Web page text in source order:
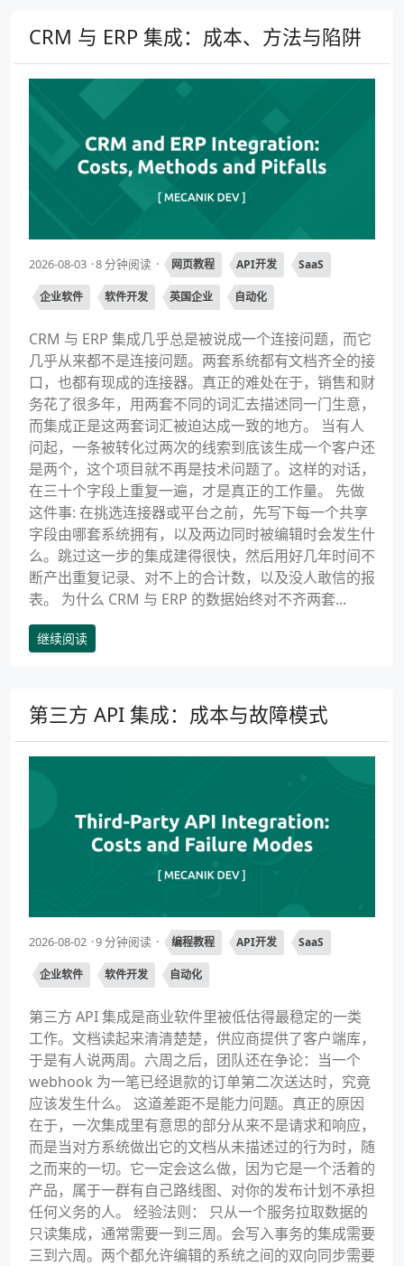
CRM 与 ERP 集成：成本、方法与陷阱
2026-08-03 8 分钟阅读 网页教程 API开发 SaaS
企业软件 软件开发 英国企业 自动化
CRM 与 ERP 集成几乎总是被说成一个连接问题，而它
几乎从来都不是连接问题。两套系统都有文档齐全的接
口，也都有现成的连接器。真正的难处在于，销售和财
务花了很多年，用两套不同的词汇去描述同一门生意，
而集成正是这两套词汇被迫达成一致的地方。 当有人
问起，一条被转化过两次的线索到底该生成一个客户还
是两个，这个项目就不再是技术问题了。这样的对话，
在三十个字段上重复一遍，才是真正的工作量。 先做
这件事: 在挑选连接器或平台之前，先写下每一个共享
字段由哪套系统拥有，以及两边同时被编辑时会发生什
么。跳过这一步的集成建得很快，然后用好几年时间不
断产出重复记录、对不上的合计数，以及没人敢信的报
表。 为什么 CRM 与 ERP 的数据始终对不齐两套...
继续阅读
第三方 API 集成：成本与故障模式
2026-08-02 9 分钟阅读 编程教程 API开发 SaaS
企业软件 软件开发 自动化
第三方 API 集成是商业软件里被低估得最稳定的一类
工作。文档读起来清清楚楚，供应商提供了客户端库，
于是有人说两周。六周之后，团队还在争论：当一个
webhook 为一笔已经退款的订单第二次送达时，究竟
应该发生什么。 这道差距不是能力问题。真正的原因
在于，一次集成里有意思的部分从来不是请求和响应，
而是当对方系统做出它的文档从未描述过的行为时，随
之而来的一切。它一定会这么做，因为它是一个活着的
产品，属于一群有自己路线图、对你的发布计划不承担
任何义务的人。 经验法则： 只从一个服务拉取数据的
只读集成，通常需要一到三周。会写入事务的集成需要
三到六周。两个都允许编辑的系统之间的双向同步需要